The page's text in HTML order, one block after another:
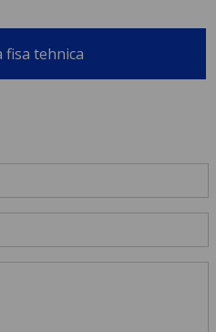
fisa tehnica